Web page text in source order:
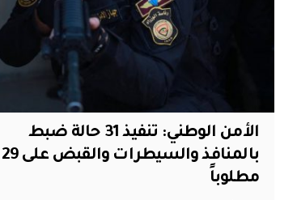
الأمن الوطني: تنفيذ 31 حالة ضبط
بالمنافذ والسيطرات والقبض على 29
مطلوباً